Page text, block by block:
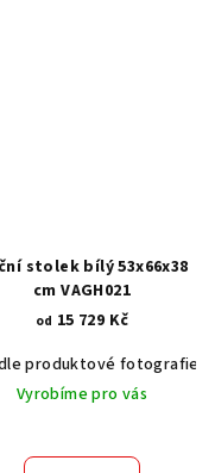
BT1551
Dub světlý
stolek bílý 53x66x38
cm VAGH021
od 15 729 Kč
produktové fotografie
Vyrobíme pro vás